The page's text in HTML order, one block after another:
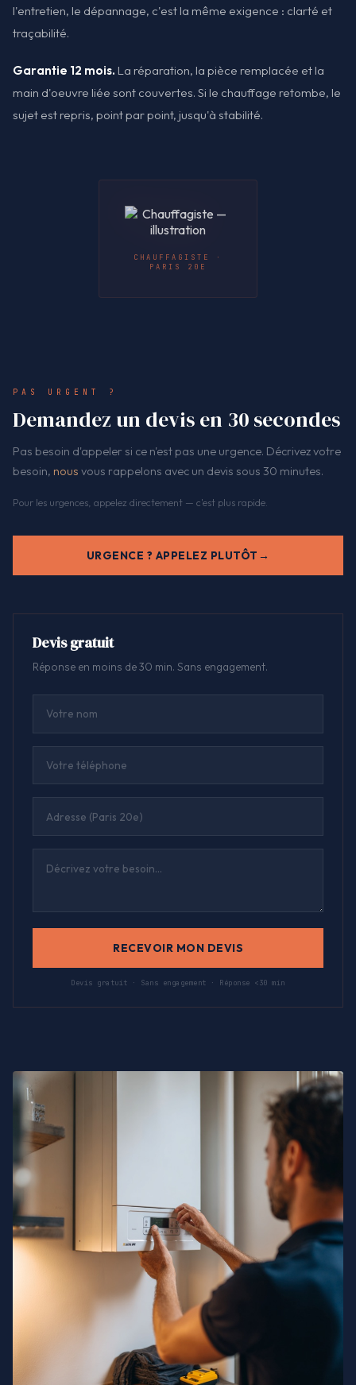
l'entretien, le dépannage, c'est la même exigence : clarté et
traçabilité.
Garantie 12 mois. La réparation, la pièce remplacée et la
main d'oeuvre liée sont couvertes. Si le chauffage retombe, le
sujet est repris, point par point, jusqu'à stabilité.
CHAUFFAGISTE ·
PARIS 20E
PAS URGENT ?
Demandez un devis en 30 secondes
Pas besoin d'appeler si ce n'est pas une urgence. Décrivez votre
besoin, nous vous rappelons avec un devis sous 30 minutes.
Pour les urgences, appelez directement — c'est plus rapide.
URGENCE ? APPELEZ PLUTÔT
Devis gratuit
Réponse en moins de 30 min. Sans engagement.
RECEVOIR MON DEVIS
Devis gratuit · Sans engagement · Réponse <30 min